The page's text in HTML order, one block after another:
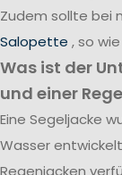
Zudem sollte bei
Salopette , so
Was ist der
und einer
Eine Segeljacke
Wasser
Regenjacken